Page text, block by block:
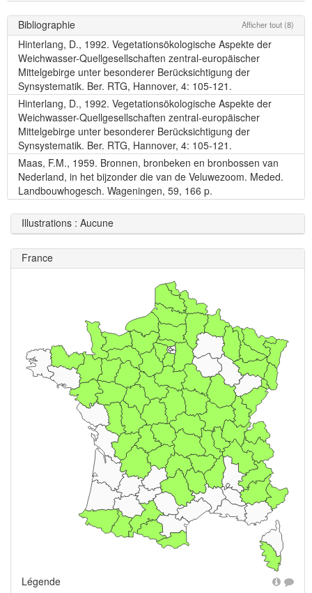
Bibliographie Afficher tout (8)
Hinterlang, D., 1992. Vegetationsökologische Aspekte der
Weichwasser-Quellgesellschaften zentral-europäischer
Mittelgebirge unter besonderer Berücksichtigung der
Synsystematik. Ber. RTG, Hannover, 4: 105-121.
Hinterlang, D., 1992. Vegetationsökologische Aspekte der
Weichwasser-Quellgesellschaften zentral-europäischer
Mittelgebirge unter besonderer Berücksichtigung der
Synsystematik. Ber. RTG, Hannover, 4: 105-121.
Maas, F.M., 1959. Bronnen, bronbeken en bronbossen van
Nederland, in het bijzonder die van de Veluwezoom. Meded.
Landbouwhogesch. Wageningen, 59, 166 p.
Illustrations : Aucune
France
Légende